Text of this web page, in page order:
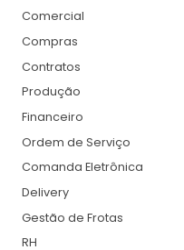
Comercial
Compras
Contratos
Produção
Financeiro
Ordem de Serviço
Comanda Eletrônica
Delivery
Gestão de Frotas
RH